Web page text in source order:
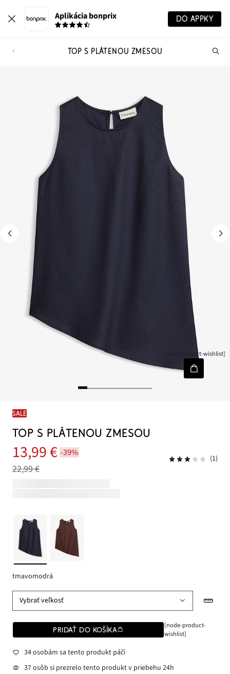
Aplikácia bonprix DO APPKY
TOP S PLÁTENOU ZMESOU
[node-product-wishlist]
SALE
TOP S PLÁTENOU ZMESOU
13,99 € -39%
22,99 €
(1)
tmavomodrá
Vybrať veľkosť
PRIDAŤ DO KOŠÍKA
[node-product-
wishlist]
34 osobám sa tento produkt páči
37 osôb si prezrelo tento produkt v priebehu 24h